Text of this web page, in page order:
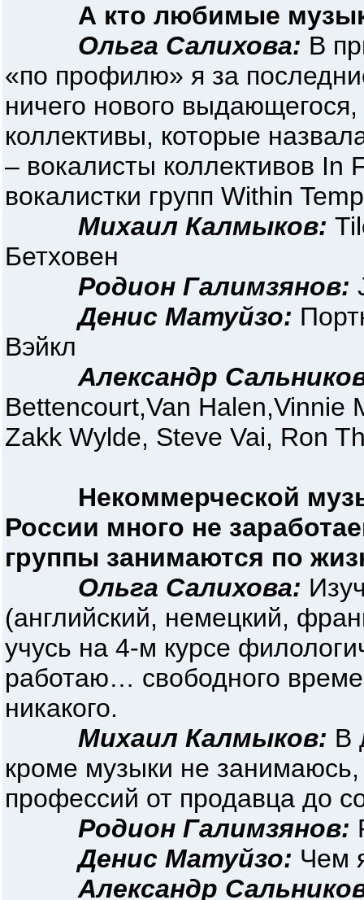
А кто любимые
Ольга Салихова: В
«по профилю» я за
ничего нового выдающегося,
коллективы, которые
– вокалисты коллективов In
вокалистки групп Within
Михаил Калмыков:
Бетховен
Родион Галимзянов:
Денис Матуйзо:
Вэйкл
Александр
Bettencourt,Van Halen,Vinnie
Zakk Wylde, Steve Vai, Ron
Некоммерческой
России много не
группы занимаются по
Ольга Салихова:
(английский, немецкий,
учусь на 4-м курсе
работаю… свободного
никакого.
Михаил Калмыков: В
кроме музыки не
профессий от продавца до
Родион Галимзянов:
Денис Матуйзо: Чем
Александр